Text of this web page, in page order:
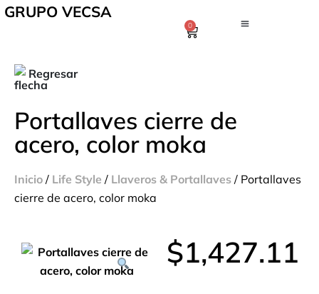
GRUPO VECSA
0
Regresar
Portallaves cierre de
acero, color moka
Inicio / Life Style / Llaveros & Portallaves / Portallaves
cierre de acero, color moka
$1,427.11